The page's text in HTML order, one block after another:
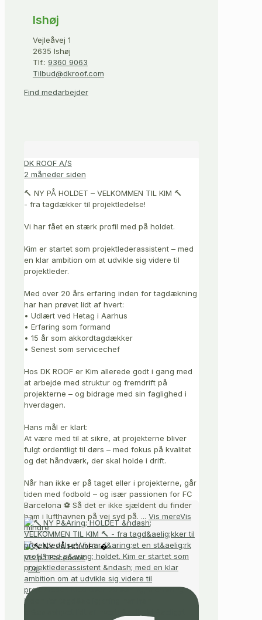
Ishøj
Vejleåvej 1
2635 Ishøj
Tlf.: 9360 9063
Tilbud@dkroof.com
Find medarbejder
DK ROOF A/S
2 måneder siden
🔨 NY PÅ HOLDET – VELKOMMEN TIL KIM 🔨
- fra tagdækker til projektledelse!
Vi har fået en stærk profil med på holdet.
Kim er startet som projektlederassistent – med
en klar ambition om at udvikle sig videre til
projektleder.
Med over 20 års erfaring inden for tagdækning
har han prøvet lidt af hvert:
• Udlært ved Hetag i Aarhus
• Erfaring som formand
• 15 år som akkordtagdækker
• Senest som servicechef
Hos DK ROOF er Kim allerede godt i gang med
at arbejde med struktur og fremdrift på
projekterne – og bidrage med sin faglighed i
hverdagen.
Hans mål er klart:
At være med til at sikre, at projekterne bliver
fulgt ordentligt til dørs – med fokus på kvalitet
og det håndværk, der skal holde i drift.
Når han ikke er på taget eller i projekterne, går
tiden med fodbold – og især passionen for FC
Barcelona ⚽ Så det er ikke sjældent du finder
ham i lufthavnen på vej syd på. ... Vis mereVis
mindre
Vis på Facebook
· Del